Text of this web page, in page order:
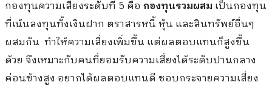
กองทุนความเสี่ยงระดับที่ 5 คือ กองทุนรวมผสม เป็นกองทุน
ที่เน้นลงทุนทั้งเงินฝาก ตราสารหนี้ หุ้น และสินทรัพย์อื่นๆ
ผสมกัน ทำให้ความเสี่ยงเพิ่มขึ้น แต่ผลตอบแทนก็สูงขึ้น
ด้วย จึงเหมาะกับคนที่ยอมรับความเสี่ยงได้ระดับปานกลาง
ค่อนข้างสูง อยากได้ผลตอบแทนดี ชอบกระจายความเสี่ยง